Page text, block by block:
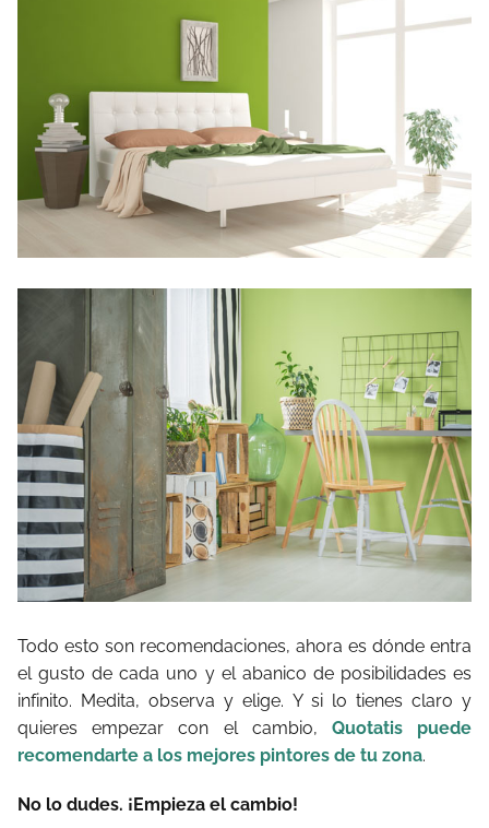
Todo esto son recomendaciones, ahora es dónde entra
el gusto de cada uno y el abanico de posibilidades es
infinito. Medita, observa y elige. Y si lo tienes claro y
quieres empezar con el cambio, Quotatis puede
recomendarte a los mejores pintores de tu zona.
No lo dudes. ¡Empieza el cambio!